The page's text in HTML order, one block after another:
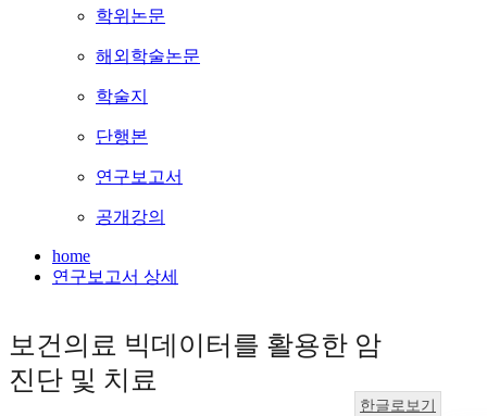
학위논문
해외학술논문
학술지
단행본
연구보고서
공개강의
home
연구보고서 상세
보건의료 빅데이터를 활용한 암
진단 및 치료
한글로보기